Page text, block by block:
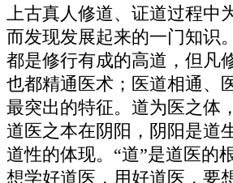
上古真人修道、证道过程中
而发现发展起来的一门知识
都是修行有成的高道，但凡
也都精通医术；医道相通、
最突出的特征。道为医之体
道医之本在阴阳，阴阳是道
道性的体现。“道”是道医的
想学好道医，用好道医，要